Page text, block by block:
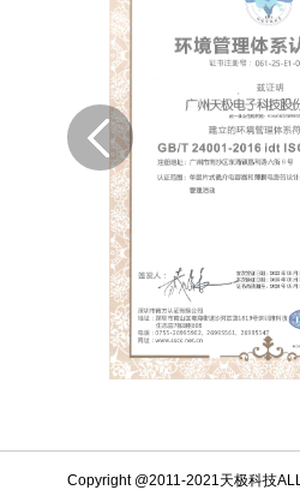
Copyright @2011-2021天极科技